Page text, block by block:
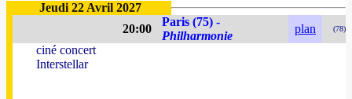
Jeudi 22 Avril 2027
20:00
Paris (75) -
Philharmonie
plan (78)
ciné concert
Interstellar